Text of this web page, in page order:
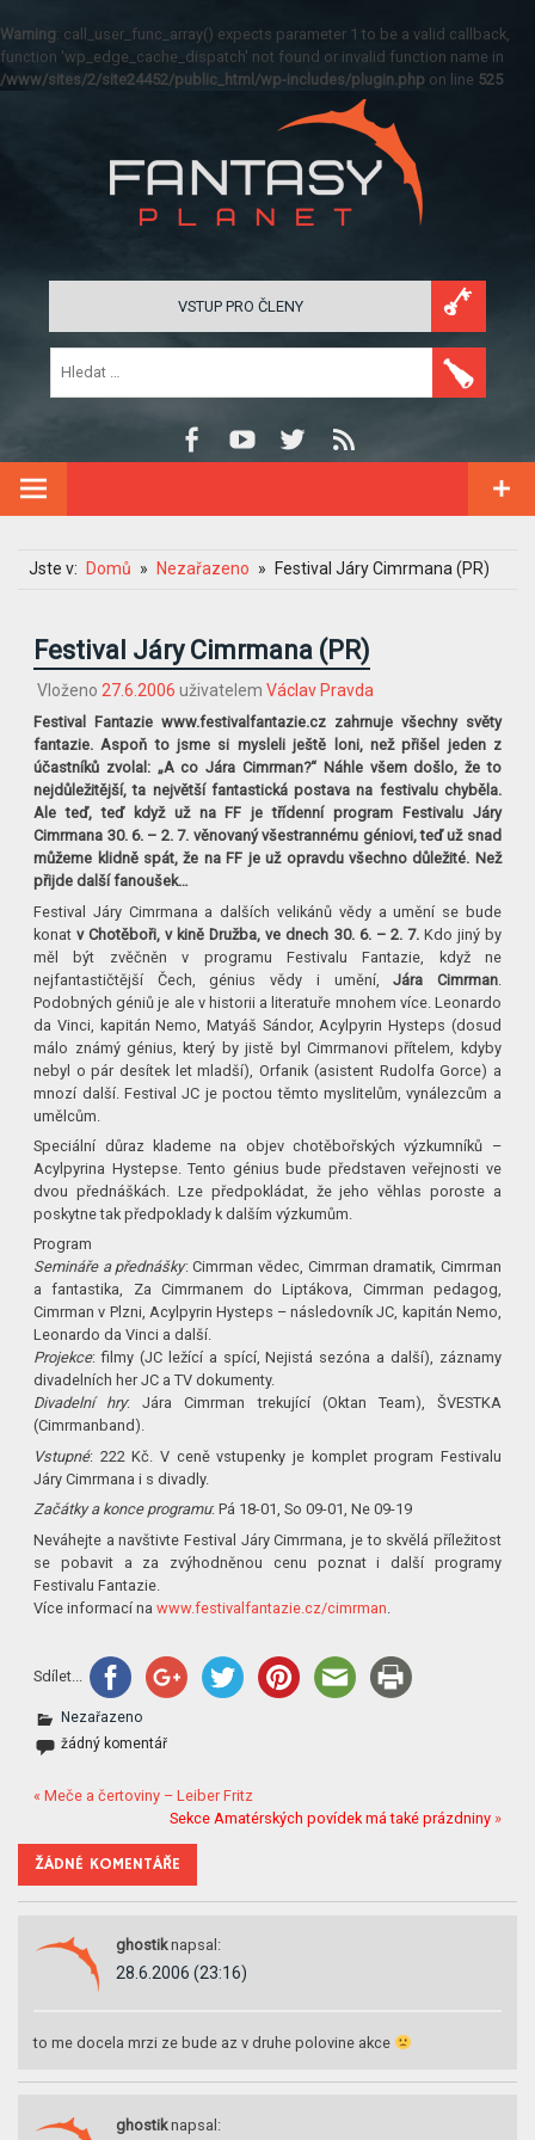
Warning: call_user_func_array() expects parameter 1 to be a valid callback,
function 'wp_edge_cache_dispatch' not found or invalid function name in
/www/sites/2/site24452/public_html/wp-includes/plugin.php on line 525
VSTUP PRO ČLENY
Jste v: Domů Nezařazeno Festival Járy Cimrmana (PR)
Festival Járy Cimrmana (PR)
Vloženo 27.6.2006 uživatelem Václav Pravda
Festival Fantazie www.festivalfantazie.cz zahrnuje všechny světy
fantazie. Aspoň to jsme si mysleli ještě loni, než přišel jeden z
účastníků zvolal: „A co Jára Cimrman?“ Náhle všem došlo, že to
nejdůležitější, ta největší fantastická postava na festivalu chyběla.
Ale teď, teď když už na FF je třídenní program Festivalu Járy
Cimrmana 30. 6. – 2. 7. věnovaný všestrannému géniovi, teď už snad
můžeme klidně spát, že na FF je už opravdu všechno důležité. Než
přijde další fanoušek…
Festival Járy Cimrmana a dalších velikánů vědy a umění se bude
konatv Chotěboři, v kině Družba, ve dnech 30. 6. – 2. 7.Kdo jiný by
měl být zvěčněn v programu Festivalu Fantazie, když ne
nejfantastičtější Čech, génius vědy i umění,Jára Cimrman.
Podobných géniů je ale v historii a literatuře mnohem více. Leonardo
da Vinci, kapitán Nemo, Matyáš Sándor, Acylpyrin Hysteps (dosud
málo známý génius, který by jistě byl Cimrmanovi přítelem, kdyby
nebyl o pár desítek let mladší), Orfanik (asistent Rudolfa Gorce) a
mnozí další. Festival JC je poctou těmto myslitelům, vynálezcům a
umělcům.
Speciální důraz klademe na objev chotěbořských výzkumníků –
Acylpyrina Hystepse. Tento génius bude představen veřejnosti ve
dvou přednáškách. Lze předpokládat, že jeho věhlas poroste a
poskytne tak předpoklady k dalším výzkumům.
Program
Semináře a přednášky: Cimrman vědec, Cimrman dramatik, Cimrman
a fantastika, Za Cimrmanem do Liptákova, Cimrman pedagog,
Cimrman v Plzni, Acylpyrin Hysteps – následovník JC, kapitán Nemo,
Leonardo da Vinci a další.
Projekce: filmy (JC ležící a spící, Nejistá sezóna a další), záznamy
divadelních her JC a TV dokumenty.
Divadelní hry: Jára Cimrman trekující (Oktan Team), ŠVESTKA
(Cimrmanband).
Vstupné: 222 Kč. V ceně vstupenky je komplet program Festivalu
Járy Cimrmana i s divadly.
Začátky a konce programu: Pá 18-01, So 09-01, Ne 09-19
Neváhejte a navštivte Festival Járy Cimrmana, je to skvělá příležitost
se pobavit a za zvýhodněnou cenu poznat i další programy
Festivalu Fantazie.
Více informací nawww.festivalfantazie.cz/cimrman
Sdílet...
Nezařazeno
žádný komentář
« Meče a čertoviny – Leiber Fritz
Sekce Amatérských povídek má také prázdniny»
ŽÁDNÉ KOMENTÁŘE
ghostik napsal:
28.6.2006 (23:16)
to me docela mrzi ze bude az v druhe polovine akce
ghostik napsal: